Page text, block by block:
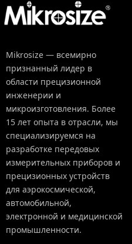
Mikrosize — всемирно
признанный лидер в
области прецизионной
инженерии и
микроизготовления. Более
15 лет опыта в отрасли, мы
специализируемся на
разработке передовых
измерительных приборов и
прецизионных устройств
для аэрокосмической,
автомобильной,
электронной и медицинской
промышленности.